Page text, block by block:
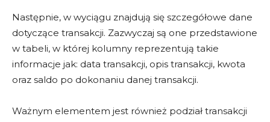
Następnie, w wyciągu znajdują się szczegółowe dane
dotyczące transakcji. Zazwyczaj są one przedstawione
w tabeli, w której kolumny reprezentują takie
informacje jak: data transakcji, opis transakcji, kwota
oraz saldo po dokonaniu danej transakcji.
Ważnym elementem jest również podział transakcji